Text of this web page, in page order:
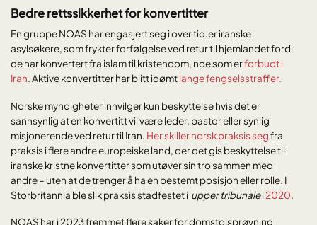
Bedre rettssikkerhet for konvertitter
En gruppe NOAS har engasjert seg i over tid.er iranske
asylsøkere, som frykter forfølgelse ved retur til hjemlandet fordi
de har konvertert fra islam til kristendom, noe som erforbudt i
Iran. Aktive konvertitter har blitt idømtlange fengselsstraffer.
Norske myndigheter innvilger kun beskyttelse hvis det er
sannsynlig at en konvertitt vil være leder, pastor eller synlig
misjonerende ved retur til Iran. Her skiller norsk praksis segfra
praksis i flere andre europeiske land, der det gis beskyttelse til
iranske kristne konvertitter som utøver sin tro sammen med
andre – uten at de trenger å ha en bestemt posisjon eller rolle. I
Storbritannia ble slik praksis stadfestet i upper tribunalei 2020.
NOAS har i 2023 fremmet flere saker for domstolsprøvning